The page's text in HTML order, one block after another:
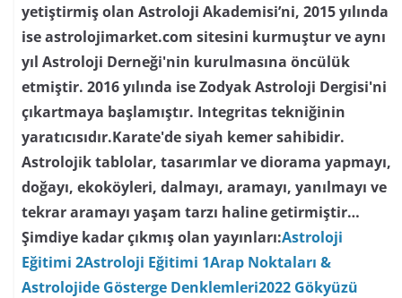
yetiştirmiş olan Astroloji Akademisi’ni, 2015 yılında
ise astrolojimarket.com sitesini kurmuştur ve aynı
yıl Astroloji Derneği'nin kurulmasına öncülük
etmiştir. 2016 yılında ise Zodyak Astroloji Dergisi'ni
çıkartmaya başlamıştır. Integritas tekniğinin
yaratıcısıdır.Karate'de siyah kemer sahibidir.
Astrolojik tablolar, tasarımlar ve diorama yapmayı,
doğayı, ekoköyleri, dalmayı, aramayı, yanılmayı ve
tekrar aramayı yaşam tarzı haline getirmiştir…
Şimdiye kadar çıkmış olan yayınları:Astroloji
Eğitimi 2Astroloji Eğitimi 1Arap Noktaları &
Astrolojide Gösterge Denklemleri2022 Gökyüzü